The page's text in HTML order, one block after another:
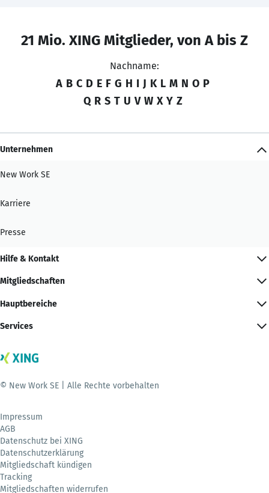
21 Mio. XING Mitglieder, von A bis Z
Nachname:
A B C D E F G H I J K L M N O P
Q R S T U V W X Y Z
Unternehmen
New Work SE
Karriere
Presse
Hilfe & Kontakt
Mitgliedschaften
Hauptbereiche
Services
© New Work SE | Alle Rechte vorbehalten
Impressum
AGB
Datenschutz bei XING
Datenschutzerklärung
Mitgliedschaft kündigen
Tracking
Mitgliedschaften widerrufen